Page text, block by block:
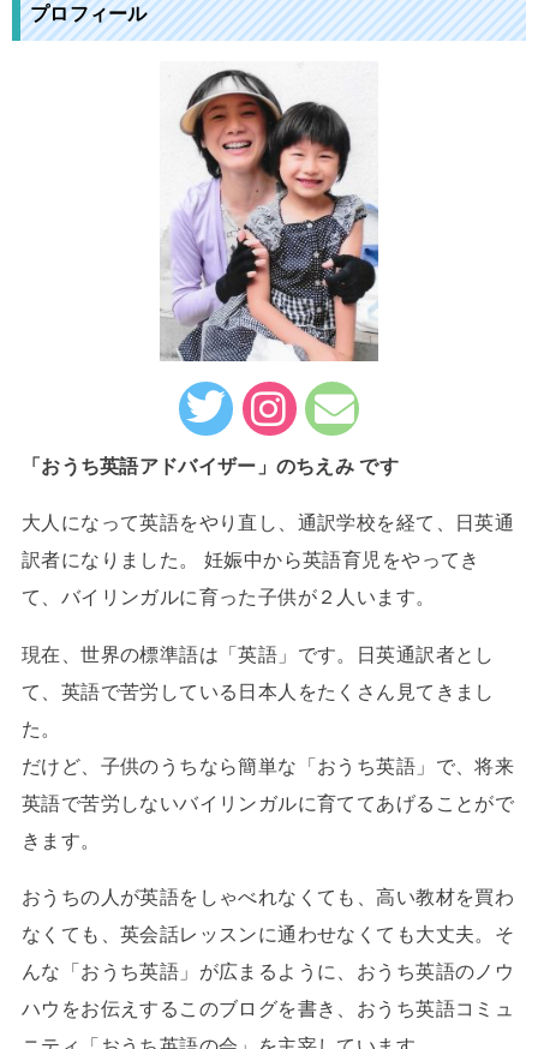
プロフィール
「おうち英語アドバイザー」のちえみ です
大人になって英語をやり直し、通訳学校を経て、日英通
訳者になりました。 妊娠中から英語育児をやってき
て、バイリンガルに育った子供が２人います。
現在、世界の標準語は「英語」です。日英通訳者とし
て、英語で苦労している日本人をたくさん見てきまし
た。
だけど、子供のうちなら簡単な「おうち英語」で、将来
英語で苦労しないバイリンガルに育ててあげることがで
きます。
おうちの人が英語をしゃべれなくても、高い教材を買わ
なくても、英会話レッスンに通わせなくても大丈夫。そ
んな「おうち英語」が広まるように、おうち英語のノウ
ハウをお伝えするこのブログを書き、おうち英語コミュ